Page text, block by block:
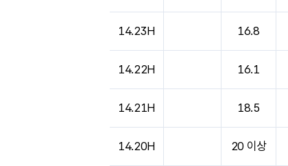
14.23H 16.8
14.22H 16.1
14.21H 18.5
14.20H 20 이상